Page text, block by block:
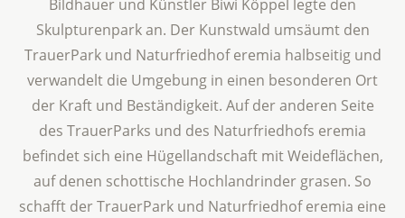
Bildhauer und Künstler Biwi Köppel legte den
Skulpturenpark an. Der Kunstwald umsäumt den
TrauerPark und Naturfriedhof eremia halbseitig und
verwandelt die Umgebung in einen besonderen Ort
der Kraft und Beständigkeit. Auf der anderen Seite
des TrauerParks und des Naturfriedhofs eremia
befindet sich eine Hügellandschaft mit Weideflächen,
auf denen schottische Hochlandrinder grasen. So
schafft der TrauerPark und Naturfriedhof eremia eine